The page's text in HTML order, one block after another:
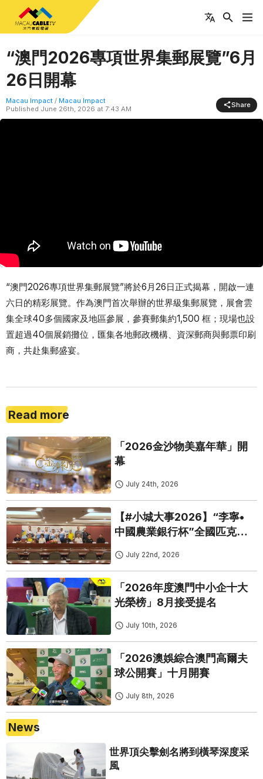
“澳門2026專項世界集郵展覽”6月
26日開幕
Macau Impact / Macau Impact
Published June 26th, 2026 at 7:43 AM Share
“澳門2026專項世界集郵展覽”將於6月26日正式揭幕，開啟一連
六日的精彩展覽。作為澳門首次舉辦的世界級集郵展覽，展會雲
集全球40多個國家及地區參展，參賽郵集約1,500 框；現場也設
置超過40個展銷攤位，匯集各地郵政機構、資深郵商與郵票印刷
商，共赴集郵盛宴。
Read more
「2026金沙物美嘉年華」開
幕
July 24th, 2026
【#小城大事2026】“李寧•
中國農業銀行杯”全國匹克球
July 22nd, 2026
「2026年度澳門中小企十大
光榮榜」8月接受提名
July 10th, 2026
「2026澳娛綜合澳門高爾夫
球公開賽」十月開賽
July 8th, 2026
News
世界頂尖擊劍名將到橫琴深度采
風